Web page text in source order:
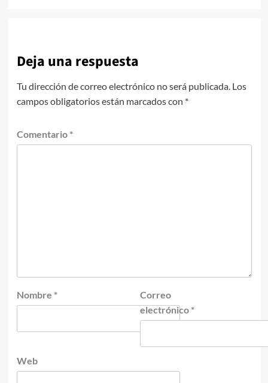
Deja una respuesta
Tu dirección de correo electrónico no será publicada. Los
campos obligatorios están marcados con *
Comentario *
Nombre *
Correo
electrónico *
Web